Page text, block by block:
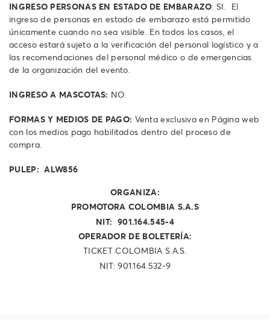
INGRESO PERSONAS EN ESTADO DE EMBARAZO: SI. El
ingreso de personas en estado de embarazo está permitido
únicamente cuando no sea visible. En todos los casos, el
acceso estará sujeto a la verificación del personal logístico y a
las recomendaciones del personal médico o de emergencias
de la organización del evento.
INGRESO A MASCOTAS: NO.
FORMAS Y MEDIOS DE PAGO: Venta exclusiva en Página web
con los medios pago habilitados dentro del proceso de
compra.
PULEP: ALW856
ORGANIZA:
PROMOTORA COLOMBIA S.A.S
NIT: 901.164.545-4
OPERADOR DE BOLETERÍA:
TICKET COLOMBIA S.A.S.
NIT: 901.164.532-9